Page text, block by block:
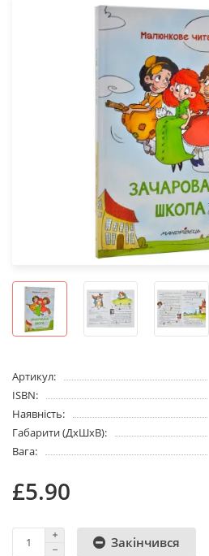
Артикул:
ISBN:
Наявність:
Габарити (ДхШхВ):
Вага:
£5.90
Закінчився